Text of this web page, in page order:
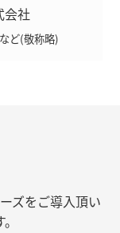
会社
など(敬称略)
ズをご導入頂い